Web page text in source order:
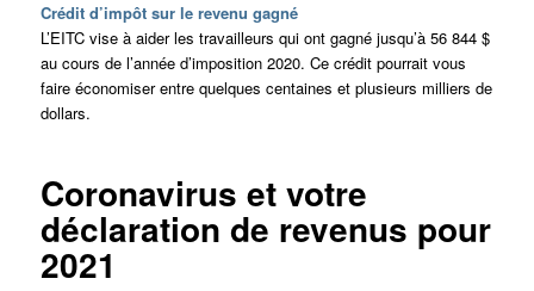
Crédit d’impôt sur le revenu gagné
L’EITC vise à aider les travailleurs qui ont gagné jusqu’à 56 844 $
au cours de l’année d’imposition 2020. Ce crédit pourrait vous
faire économiser entre quelques centaines et plusieurs milliers de
dollars.
Coronavirus et votre
déclaration de revenus pour
2021